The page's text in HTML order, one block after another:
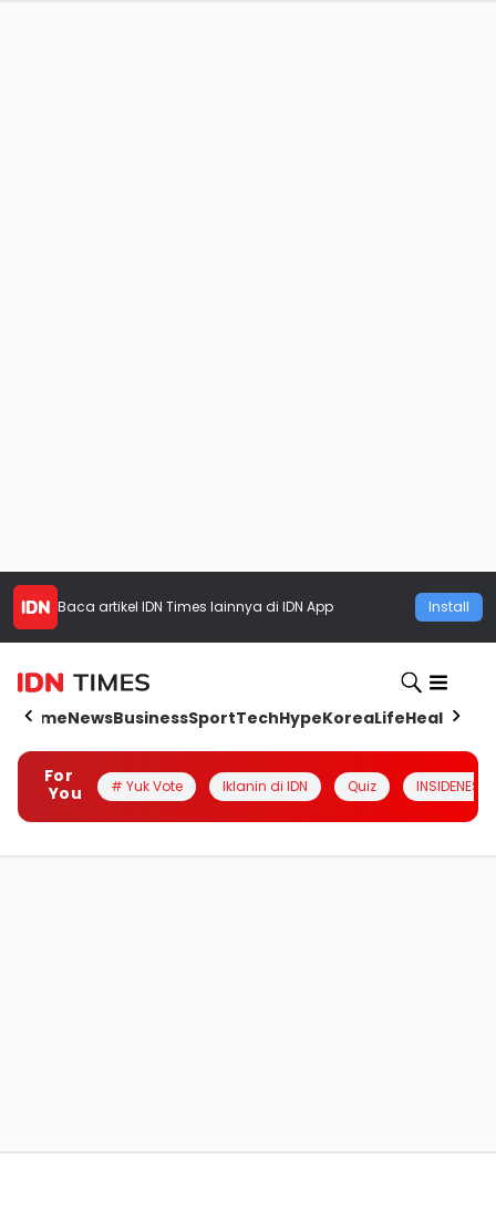
Baca artikel IDN Times lainnya di IDN App Install
HomeNewsBusinessSportTechHypeKoreaLifeHealth
For
You
# Yuk Vote Iklanin di IDN Quiz INSIDENESIA